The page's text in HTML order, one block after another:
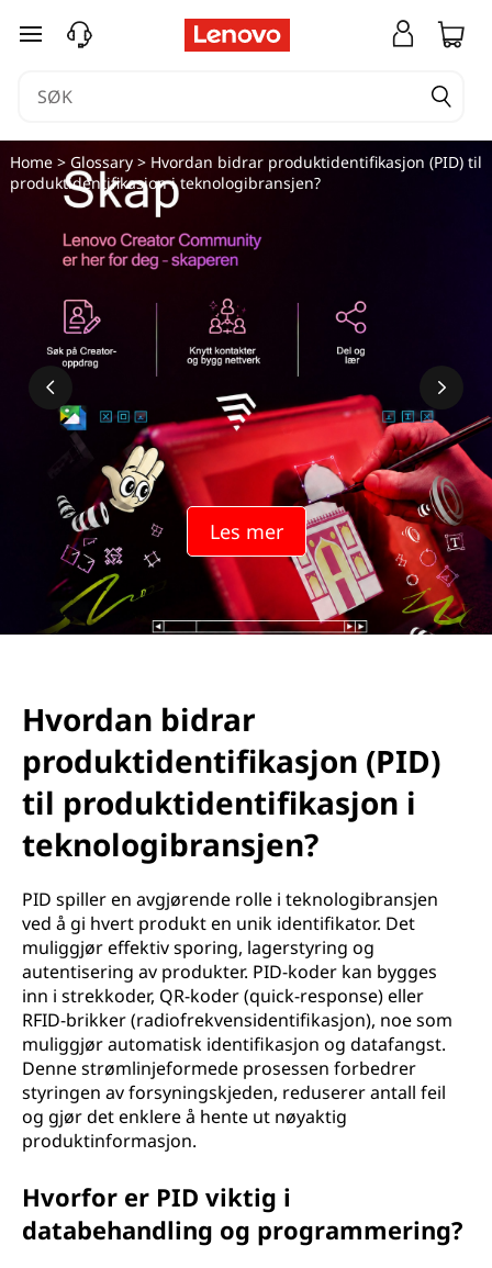
gå til hovedinnhold
Les mer
Home> Glossary> Hvordan bidrar produktidentifikasjon (PID) til
produktidentifikasjon i teknologibransjen?
Hvordan bidrar
produktidentifikasjon (PID)
til produktidentifikasjon i
teknologibransjen?
PID spiller en avgjørende rolle i teknologibransjen
ved å gi hvert produkt en unik identifikator. Det
muliggjør effektiv sporing, lagerstyring og
autentisering av produkter. PID-koder kan bygges
inn i strekkoder, QR-koder (quick-response) eller
RFID-brikker (radiofrekvensidentifikasjon), noe som
muliggjør automatisk identifikasjon og datafangst.
Denne strømlinjeformede prosessen forbedrer
styringen av forsyningskjeden, reduserer antall feil
og gjør det enklere å hente ut nøyaktig
produktinformasjon.
Hvorfor er PID viktig i
databehandling og programmering?